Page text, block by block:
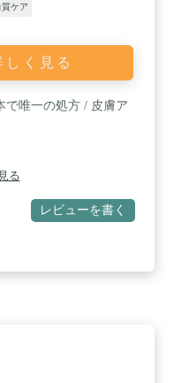
ケア
く見る
で唯一の処方 / 皮膚ア
る
レビューを書く